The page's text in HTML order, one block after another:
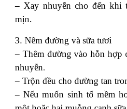
– Xay nhuyễn cho đến khi
mịn.
3. Nêm đường và sữa tươi
– Thêm đường vào hỗn hợp
nhuyễn.
– Trộn đều cho đường tan
– Nếu muốn sinh tố mềm